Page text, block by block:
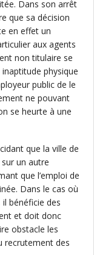
Dans son arrêt
que sa décision
en effet un
aux agents
non titulaire se
physique
public de le
ne pouvant
se heurte à une
que la ville de
un autre
que l’emploi de
Dans le cas où
bénéficie des
et doit donc
obstacle les
recrutement des